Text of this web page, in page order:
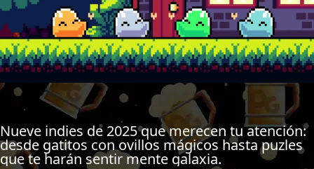
Nueve indies de 2025 que merecen tu atención:
desde gatitos con ovillos mágicos hasta puzles
que te harán sentir mente galaxia.